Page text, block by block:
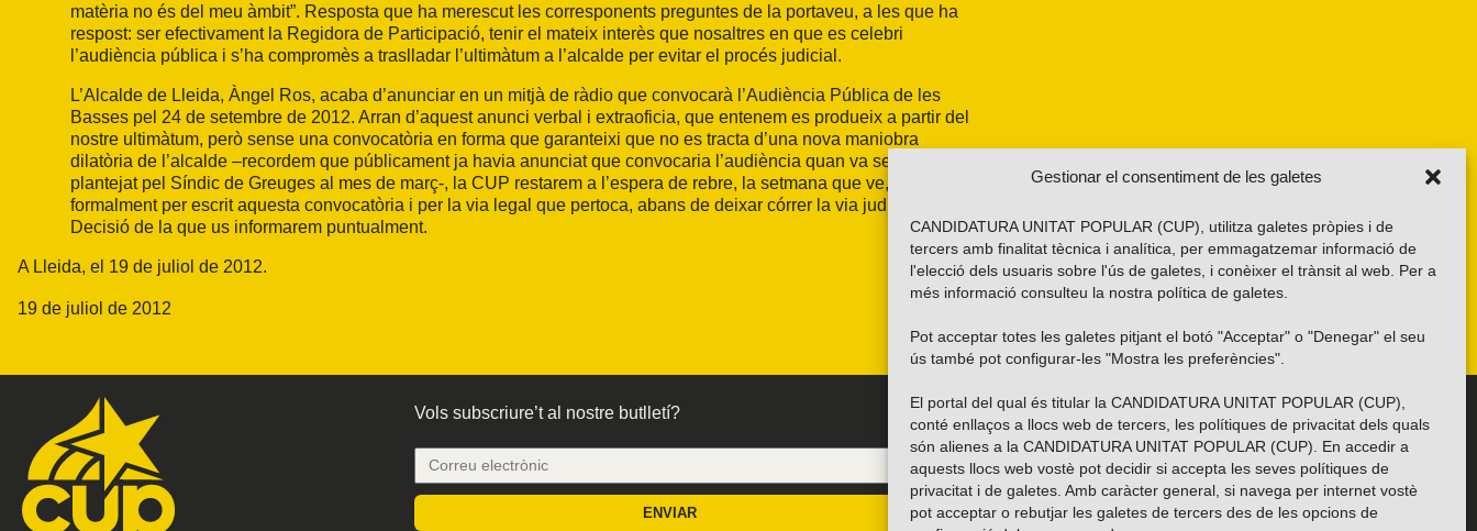
Gestionar el consentiment de les galetes
CANDIDATURA UNITAT POPULAR (CUP), utilitza galetes pròpies i de
tercers amb finalitat tècnica i analítica, per emmagatzemar informació de
l'elecció dels usuaris sobre l'ús de galetes, i conèixer el trànsit al web. Per a
més informació consulteu la nostra política de galetes
Pot acceptar totes les galetes pitjant el botó "Acceptar" o "Denegar" el seu
ús també pot configurar-les "Mostra les preferències".
El portal del qual és titular la CANDIDATURA UNITAT POPULAR (CUP),
conté enllaços a llocs web de tercers, les polítiques de privacitat dels quals
són alienes a la CANDIDATURA UNITAT POPULAR (CUP). En accedir a
aquests llocs web vostè pot decidir si accepta les seves polítiques de
privacitat i de galetes. Amb caràcter general, si navega per internet vostè
pot acceptar o rebutjar les galetes de tercers des de les opcions de
matèria no és del meu àmbit”. Resposta que ha merescut les corresponents preguntes de la portaveu, a les que ha
respost: ser efectivament la Regidora de Participació, tenir el mateix interès que nosaltres en que es celebri
l’audiència pública i s’ha compromès a traslladar l’ultimàtum a l’alcalde per evitar el procés judicial.
L’Alcalde de Lleida, Àngel Ros, acaba d’anunciar en un mitjà de ràdio que convocarà l’Audiència Pública de les
Basses pel 24 de setembre de 2012. Arran d’aquest anunci verbal i extraoficia, que entenem es produeix a partir del
nostre ultimàtum, però sense una convocatòria en forma que garanteixi que no es tracta d’una nova maniobra
dilatòria de l’alcalde –recordem que públicament ja havia anunciat que convocaria l’audiència quan va ser-li-ho
plantejat pel Síndic de Greuges al mes de març-, la CUP restarem a l’espera de rebre, la setmana que ve,
formalment per escrit aquesta convocatòria i per la via legal que pertoca, abans de deixar córrer la via judicial.
Decisió de la que us informarem puntualment.
A Lleida, el 19 de juliol de 2012.
19 de juliol de 2012
Vols subscriure’t al nostre butlletí?
ENVIAR
Troba’ns a les xarxes socials